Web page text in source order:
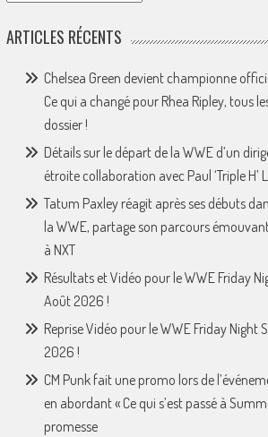
ARTICLES RÉCENTS
Chelsea Green devient championne
Ce qui a changé pour Rhea Ripley, tous
dossier !
Détails sur le départ de la WWE d’un
étroite collaboration avec Paul ‘Triple H’
Tatum Paxley réagit après ses débuts
la WWE, partage son parcours
à NXT
Résultats et Vidéo pour le WWE Friday
Août 2026 !
Reprise Vidéo pour le WWE Friday
2026 !
CM Punk fait une promo lors de
en abordant « Ce qui s’est passé à
promesse